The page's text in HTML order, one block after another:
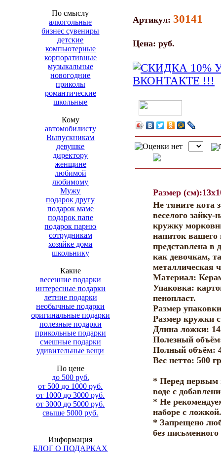
По смыслу
алкогольные
бизнес сувениры
детские
компьютерные
корпоративные
музыкальные
новогодние
приколы
романтические
школьные
Кому
автомобилисту
Выпускникам
девушке
директору
женщине
любимой
любимому
Мужу
подарок другу
подарок маме
подарок папе
подарок парню
сотрудникам
хозяйке дома
школьнику
Какие
весенние подарки
интересные подарки
летние подарки
необычные подарки
оригинальные подарки
полезные подарки
прикольные подарки
смешные подарки
удивительные вещи
По цене
до 500 руб.
от 500 до 1000 руб.
от 1000 до 3000 руб.
от 3000 до 5000 руб.
свыше 5000 руб.
Информация
БЛОГ О ПОДАРКАХ
Артикул: 30141
Цена: руб.
Размер
Не тяните кота
веселого
кружку
напиток
представлена в
как девочкам,
металлическая
Материал:
Упаковка:
пенопласт.
Размер
Размер кружки
Длина ложки:
Полезный
Полный объём:
Вес нетто: 500
* Перед первым
воде с
* Не
наборе с ложкой.
* Запрещено
без